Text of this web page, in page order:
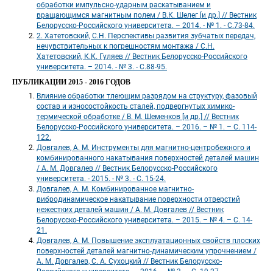
обработки импульсно-ударным раскатыванием и
вращающимся магнитным полем / В.К. Шелег [и др.] // Вестник
Белорусско-Российского университета. – 2014. - № 1. - С.73-84.
2. Хатетовский, С.Н. Перспективы развития зубчатых передач,
нечувствительных к погрешностям монтажа / С.Н.
Хатетовский, К.К. Гуляев // Вестник Белорусско-Российского
университета. – 2014. - № 3. - С.88-95.
ПУБЛИКАЦИИ 2015 - 2016 ГОДОВ
Влияние обработки тлеющим разрядом на структуру, фазовый
состав и износостойкость сталей, подвергнутых химико-
термической обработке / В. М. Шеменков [и др.] // Вестник
Белорусско-Российского университета. – 2016. – № 1. – С. 114-
122.
Довгалев, А. М. Инструменты для магнитно-центробежного и
комбинированного накатывания поверхностей деталей машин
/ А. М. Довгалев // Вестник Белорусско-Российского
университета. - 2015. - № 3. - С. 15-24.
Довгалев, А. М. Комбинированное магнитно-
вибродинамическое накатывание поверхности отверстий
нежестких деталей машин / А. М. Довгалев // Вестник
Белорусско-Российского университета. – 2015. – № 4. – С. 14-
21.
Довгалев, А. М. Повышение эксплуатационных свойств плоских
поверхностей деталей магнитно-динамическим упрочнением /
А. М. Довгалев, С. А. Сухоцкий // Вестник Белорусско-